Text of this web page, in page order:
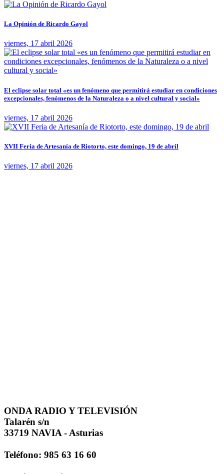
La Opinión de Ricardo Gayol
viernes, 17 abril 2026
El eclipse solar total «es un fenómeno que permitirá estudiar en condiciones
excepcionales, fenómenos de la Naturaleza o a nivel cultural y social»
viernes, 17 abril 2026
XVII Feria de Artesanía de Riotorto, este domingo, 19 de abril
viernes, 17 abril 2026
ONDA RADIO Y TELEVISIÓN
Talarén s/n
33719 NAVIA - Asturias
Teléfono: 985 63 16 60